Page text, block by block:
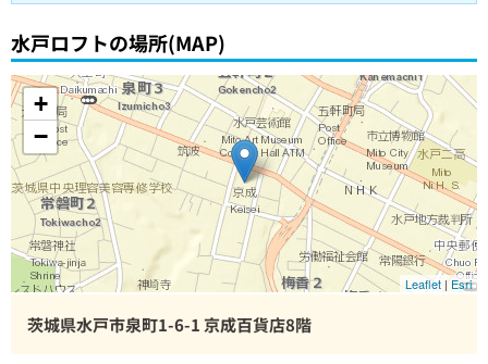
水戸ロフトの場所(MAP)
+
−
Leaflet | Esri
茨城県水戸市泉町1-6-1 京成百貨店8階